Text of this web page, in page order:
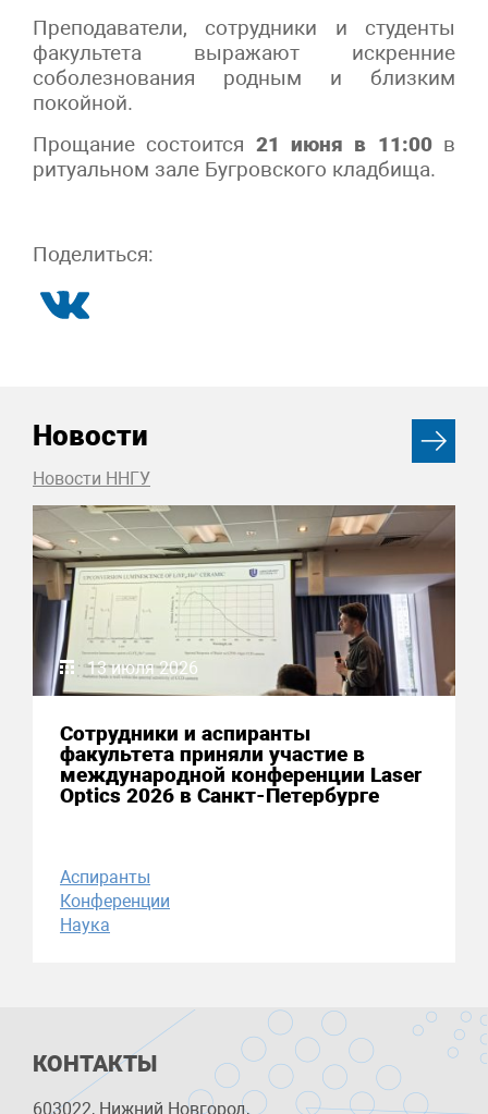
Преподаватели, сотрудники и студенты
факультета выражают искренние
соболезнования родным и близким
покойной.
Прощание состоится 21 июня в 11:00в
ритуальном зале Бугровского кладбища.
Поделиться:
Новости
Новости ННГУ
13 июля 2026
Сотрудники и аспиранты
факультета приняли участие в
международной конференции Laser
Optics 2026 в Санкт-Петербурге
Аспиранты
Конференции
Наука
КОНТАКТЫ
603022, Нижний Новгород,